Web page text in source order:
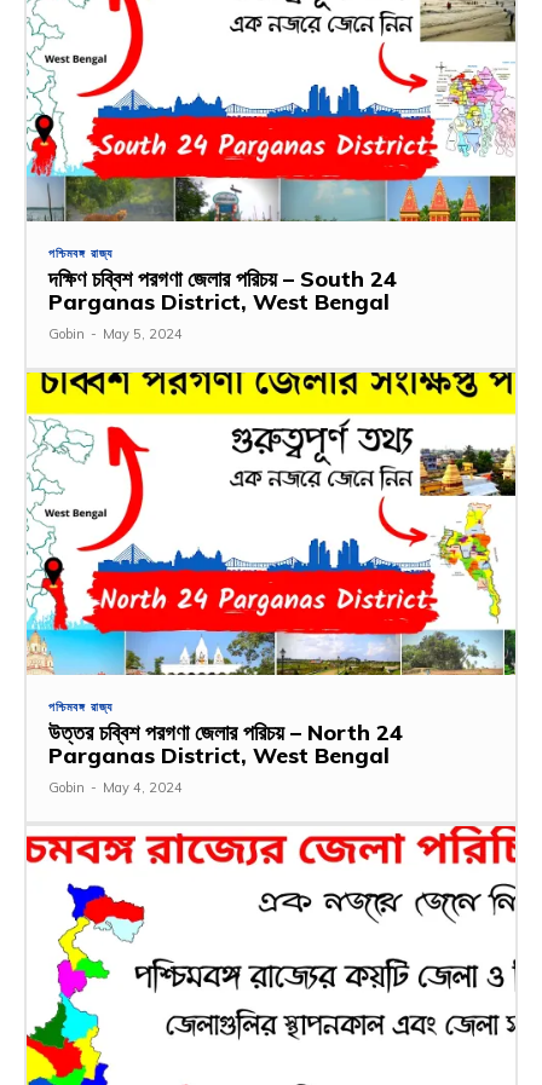
পশ্চিমবঙ্গ রাজ্য
দক্ষিণ চব্বিশ পরগণা জেলার পরিচয় – South 24
Parganas District, West Bengal
Gobin - May 5, 2024
পশ্চিমবঙ্গ রাজ্য
উত্তর চব্বিশ পরগণা জেলার পরিচয় – North 24
Parganas District, West Bengal
Gobin - May 4, 2024